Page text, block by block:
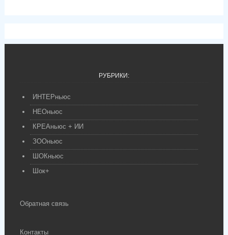
РУБРИКИ:
ИНТЕРньюс
НЕОньюс
КРЕАньюс + ИИ
ЗООньюс
ШОКньюс
Шок+
Обратная связь
Контакты